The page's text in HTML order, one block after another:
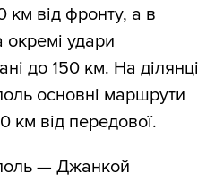
км від фронту, а в
окремі удари
до 150 км. На ділянці
основні маршрути
км від передової.
— Джанкой